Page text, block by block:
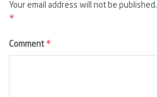
Your email address will not be published.
*
Comment *